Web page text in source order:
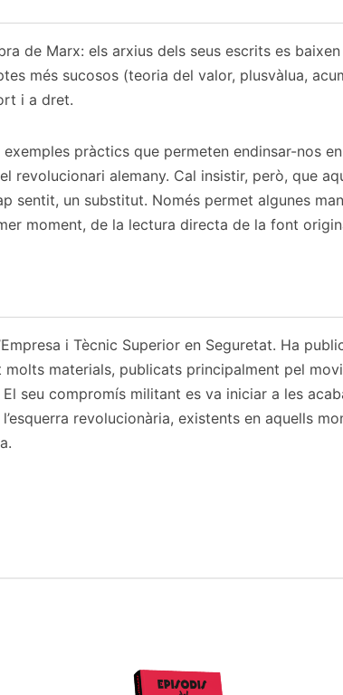
de Marx: els arxius dels seus escrits es
més sucosos (teoria del valor, plusvàlua,
i a dret.
pràctics que permeten endinsar-nos
revolucionari alemany. Cal insistir, però, que
sentit, un substitut. Només permet algunes
moment, de la lectura directa de la font
i Tècnic Superior en Seguretat. Ha
materials, publicats principalment pel
compromís militant es va iniciar a les
revolucionària, existents en aquells